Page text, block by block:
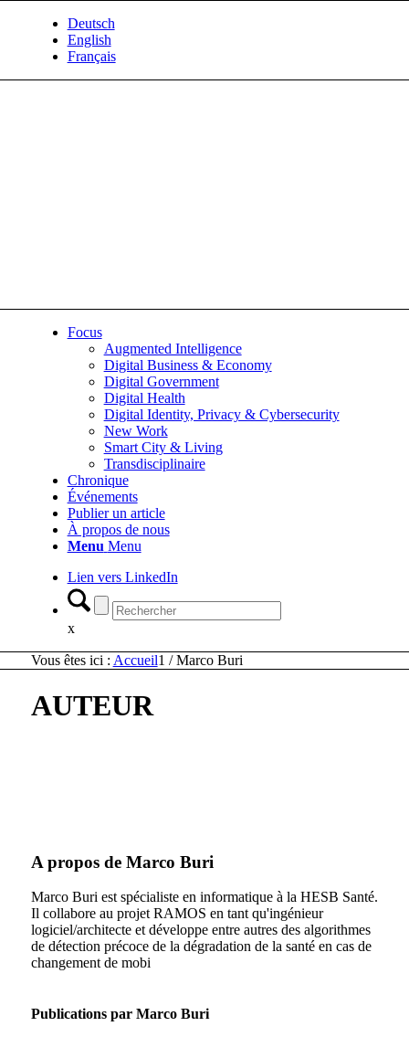
Deutsch
English
Français
Focus
Augmented Intelligence
Digital Business & Economy
Digital Government
Digital Health
Digital Identity, Privacy & Cybersecurity
New Work
Smart City & Living
Transdisciplinaire
Chronique
Événements
Publier un article
À propos de nous
Menu Menu
Lien vers LinkedIn
x
Vous êtes ici : Accueil1 / Marco Buri
AUTEUR
A propos de Marco Buri
Marco Buri est spécialiste en informatique à la HESB Santé.
Il collabore au projet RAMOS en tant qu'ingénieur
logiciel/architecte et développe entre autres des algorithmes
de détection précoce de la dégradation de la santé en cas de
changement de mobi
Publications par Marco Buri